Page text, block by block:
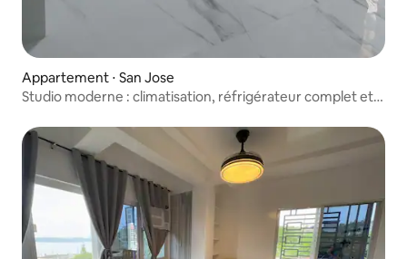
Appartement ⋅ San Jose
Studio moderne : climatisation, réfrigérateur complet et